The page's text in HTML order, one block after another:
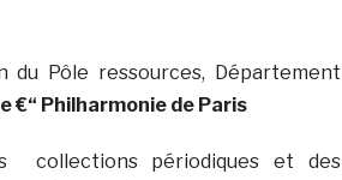
Pôle ressources, Département
€“ Philharmonie de Paris
collections périodiques et des